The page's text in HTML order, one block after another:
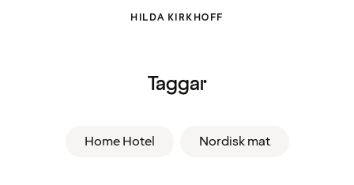
HILDA KIRKHOFF
Taggar
Home Hotel Nordisk mat